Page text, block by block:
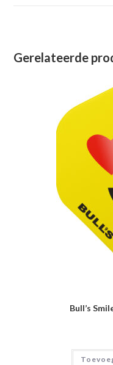
Gerelateerde
Bull’s